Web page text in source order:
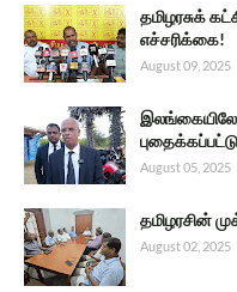
தமிழரசுக்
எச்சரிக்கை!
August 09, 2025
August 05, 2025
தமிழரசின்
August 02, 2025